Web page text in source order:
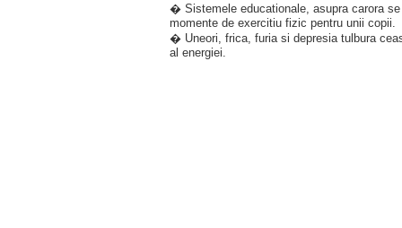
� Sistemele educationale, asupra carora
momente de exercitiu fizic pentru unii copii.
� Uneori, frica, furia si depresia tulbura
al energiei.